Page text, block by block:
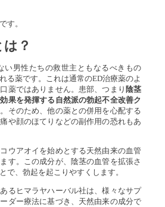
す。
は？
い男性たちの救世主ともなるべきもの
る薬です。これは通常のED治療薬のよ
薬ではありません。患部、つまり 陰茎
果を発揮する自然派の勃起不全改善ク
そのため、他の薬との併用を心配する
や顔のほてりなどの副作用の恐れもあ
ウアオイを始めとする天然由来の血管
す。この成分が、陰茎の血管を拡張さ
で、勃起を起こりやすくします。
るヒマラヤハーバル社は、様々なサプ
ダー療法に基づき、天然由来の成分で